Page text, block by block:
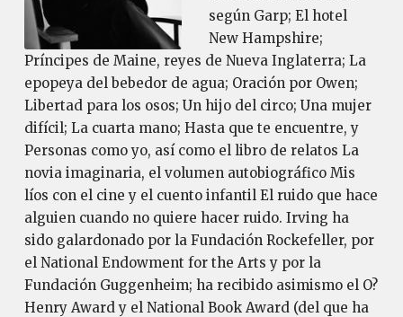
según Garp; El hotel
New Hampshire;
Príncipes de Maine, reyes de Nueva Inglaterra; La
epopeya del bebedor de agua; Oración por Owen;
Libertad para los osos; Un hijo del circo; Una mujer
difícil; La cuarta mano; Hasta que te encuentre, y
Personas como yo, así como el libro de relatos La
novia imaginaria, el volumen autobiográfico Mis
líos con el cine y el cuento infantil El ruido que hace
alguien cuando no quiere hacer ruido. Irving ha
sido galardonado por la Fundación Rockefeller, por
el National Endowment for the Arts y por la
Fundación Guggenheim; ha recibido asimismo el O?
Henry Award y el National Book Award (del que ha